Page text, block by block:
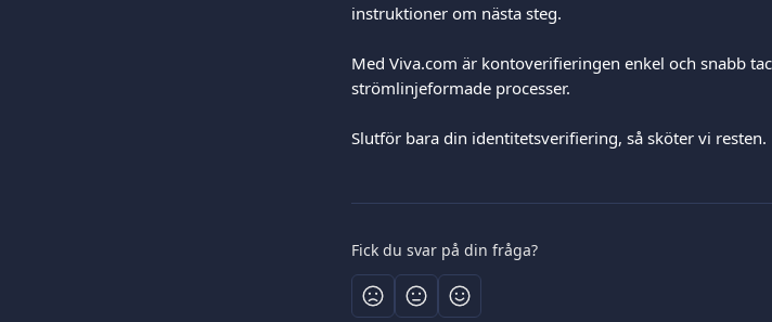
instruktioner om nästa steg.
Med Viva.com är kontoverifieringen enkel och snabb
strömlinjeformade processer.
Slutför bara din identitetsverifiering, så sköter vi resten.
Fick du svar på din fråga?